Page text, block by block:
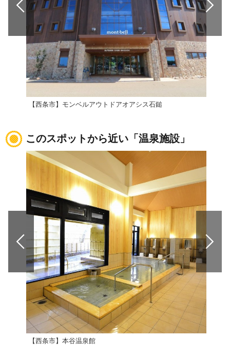
【西条市】モンベルアウトドアオアシス石鎚
このスポットから近い「温泉施設」
【西条市】本谷温泉館